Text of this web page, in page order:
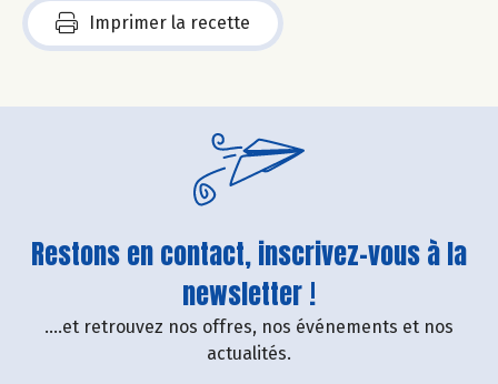
Imprimer la recette
Restons en contact, inscrivez-vous à la
newsletter !
....et retrouvez nos offres, nos événements et nos
actualités.